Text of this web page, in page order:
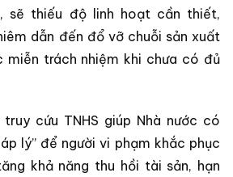
sẽ thiếu độ linh hoạt cần thiết,
dẫn đến đổ vỡ chuỗi sản xuất
miễn trách nhiệm khi chưa có đủ
cứu TNHS giúp Nhà nước có
lý” để người vi phạm khắc phục
khả năng thu hồi tài sản, hạn